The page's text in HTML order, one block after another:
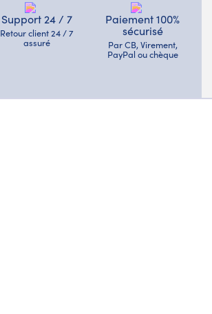
Support 24 / 7
Retour client 24 / 7
assuré
Paiement 100%
sécurisé
Par CB, Virement,
PayPal ou chèque